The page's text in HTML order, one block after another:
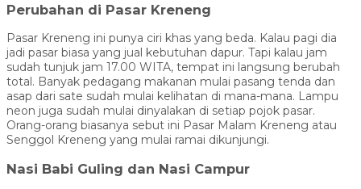
Perubahan di Pasar Kreneng
Pasar Kreneng ini punya ciri khas yang beda. Kalau pagi dia
jadi pasar biasa yang jual kebutuhan dapur. Tapi kalau jam
sudah tunjuk jam 17.00 WITA, tempat ini langsung berubah
total. Banyak pedagang makanan mulai pasang tenda dan
asap dari sate sudah mulai kelihatan di mana-mana. Lampu
neon juga sudah mulai dinyalakan di setiap pojok pasar.
Orang-orang biasanya sebut ini Pasar Malam Kreneng atau
Senggol Kreneng yang mulai ramai dikunjungi.
Nasi Babi Guling dan Nasi Campur